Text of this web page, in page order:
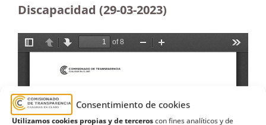
Consentimiento de cookies
Utilizamos cookies propias y de terceroscon fines analíticos y de
Discapacidad (29-03-2023)